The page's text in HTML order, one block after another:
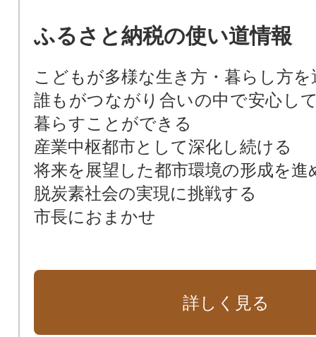
ふるさと納税の使い道情報
こどもが多様な生き方・暮らし方
誰もがつながり合いの中で安心し
暮らすことができる
産業中枢都市として深化し続ける
将来を展望した都市環境の形成を進
脱炭素社会の実現に挑戦する
市長におまかせ
詳しく見る